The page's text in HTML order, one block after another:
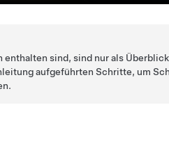
enthalten sind, sind nur als
aufgeführten Schritte, um